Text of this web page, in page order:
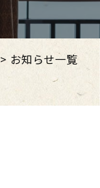
> お知らせ一覧